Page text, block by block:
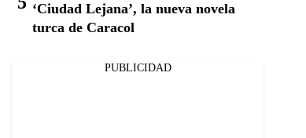
‘Ciudad Lejana’, la nueva novela
turca de Caracol
PUBLICIDAD